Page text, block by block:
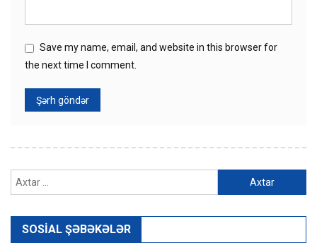
Save my name, email, and website in this browser for
the next time I comment.
SOSIAL ŞƏBƏKƏLƏR